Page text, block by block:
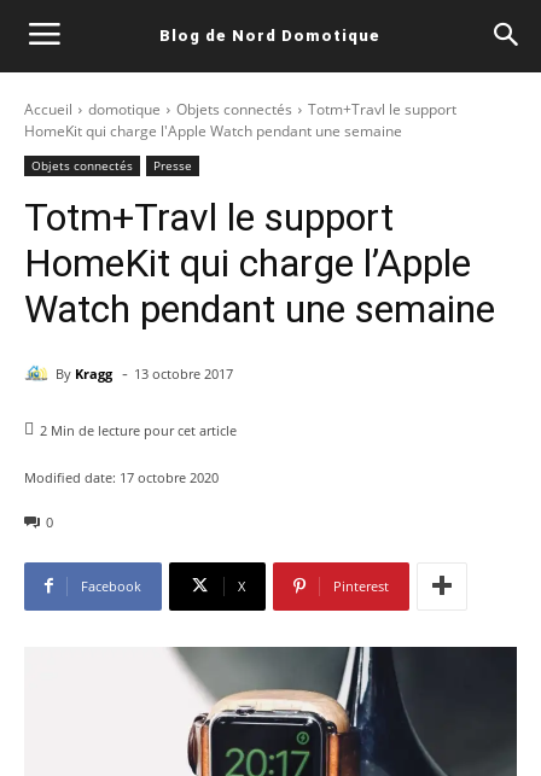
Blog de Nord Domotique
Accueil domotique Objets connectés
Totm+Travl le support
HomeKit qui charge l'Apple Watch pendant une semaine
Objets connectés Presse
Totm+Travl le support
HomeKit qui charge l’Apple
Watch pendant une semaine
By Kragg - 13 octobre 2017
2 Min de lecture pour cet article
Modified date: 17 octobre 2020
0
Facebook X Pinterest